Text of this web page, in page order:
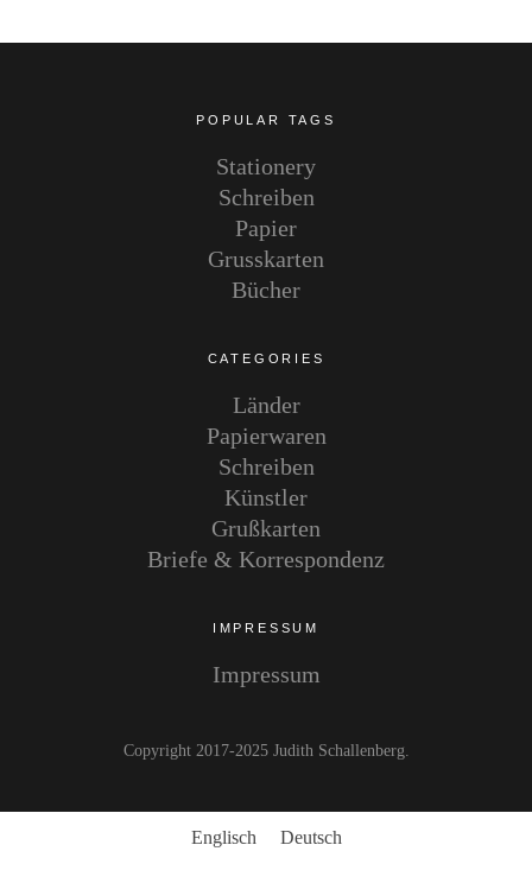
POPULAR TAGS
Stationery
Schreiben
Papier
Grusskarten
Bücher
CATEGORIES
Länder
Papierwaren
Schreiben
Künstler
Grußkarten
Briefe & Korrespondenz
IMPRESSUM
Impressum
Copyright 2017-2025 Judith Schallenberg
Englisch Deutsch